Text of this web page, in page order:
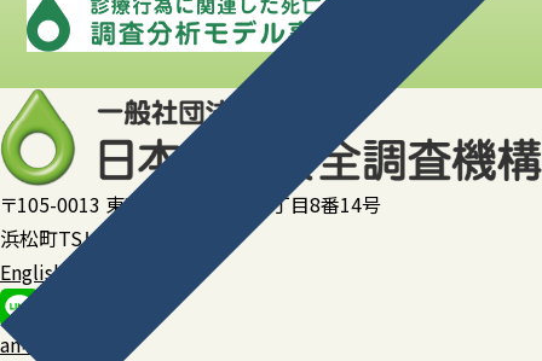
〒105-0013 東京都港区浜松町2丁目8番14号
浜松町TSビル 2階
English
anなび登録